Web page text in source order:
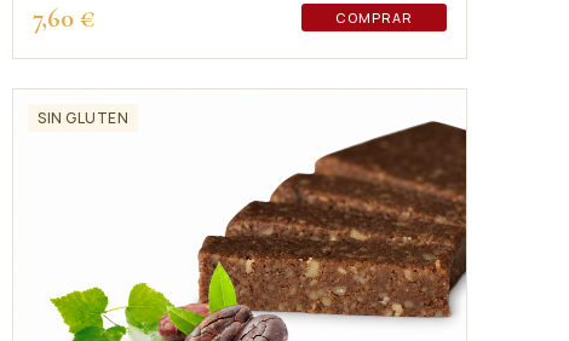
7,60 € COMPRAR
SIN GLUTEN